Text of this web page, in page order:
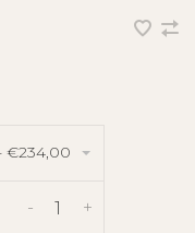
€234,00
+
-